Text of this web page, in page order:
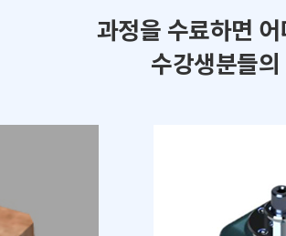
과정을 수료하면
수강생분들